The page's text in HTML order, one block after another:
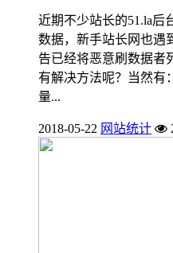
近期不少站长的51.la后
数据，新手站长网也遇
告已经将恶意刷数据者
有解决方法呢？当然有
量...
2018-05-22 网站统计